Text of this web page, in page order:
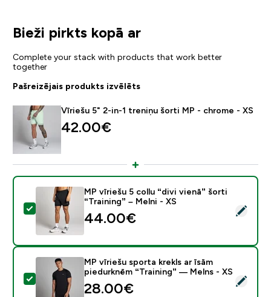
Bieži pirkts kopā ar
Complete your stack with products that work better
together
Pašreizējais produkts izvēlēts
Vīriešu 5" 2-in-1 treniņu šorti MP - chrome - XS
42.00€‎
Atlasīt šo produktu - MP vīriešu 5 collu “divi vienā”
MP vīriešu 5 collu “divi vienā” šorti
“Training” – Melni - XS
44.00€‎
Atlasīt šo produktu - MP vīriešu sporta krekls ar īsām
MP vīriešu sporta krekls ar īsām
piedurknēm “Training” — Melns - XS
28.00€‎